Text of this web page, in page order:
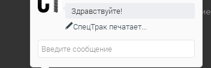
Подъемно-транспортное оборудование
Здравствуйте!
СпецТрак печатает...